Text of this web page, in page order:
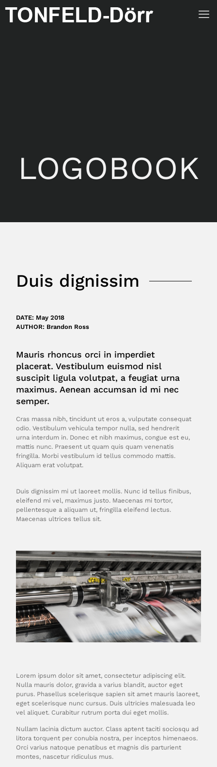
LOGOBOOK
Duis dignissim
DATE: May 2018
AUTHOR: Brandon Ross
Mauris rhoncus orci in imperdiet
placerat. Vestibulum euismod nisl
suscipit ligula volutpat, a feugiat urna
maximus. Aenean accumsan id mi nec
semper.
Cras massa nibh, tincidunt ut eros a, vulputate consequat
odio. Vestibulum vehicula tempor nulla, sed hendrerit
urna interdum in. Donec et nibh maximus, congue est eu,
mattis nunc. Praesent ut quam quis quam venenatis
fringilla. Morbi vestibulum id tellus commodo mattis.
Aliquam erat volutpat.
Duis dignissim mi ut laoreet mollis. Nunc id tellus finibus,
eleifend mi vel, maximus justo. Maecenas mi tortor,
pellentesque a aliquam ut, fringilla eleifend lectus.
Maecenas ultrices tellus sit.
Lorem ipsum dolor sit amet, consectetur adipiscing elit.
Nulla mauris dolor, gravida a varius blandit, auctor eget
purus. Phasellus scelerisque sapien sit amet mauris laoreet,
eget scelerisque nunc cursus. Duis ultricies malesuada leo
vel aliquet. Curabitur rutrum porta dui eget mollis.
Nullam lacinia dictum auctor. Class aptent taciti sociosqu ad
litora torquent per conubia nostra, per inceptos himenaeos.
Orci varius natoque penatibus et magnis dis parturient
montes, nascetur ridiculus mus.